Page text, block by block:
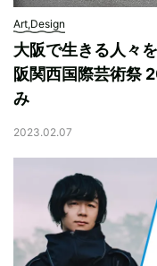
Art,Design
大阪で生きる人々
阪関西国際芸術祭
み
2023.02.07